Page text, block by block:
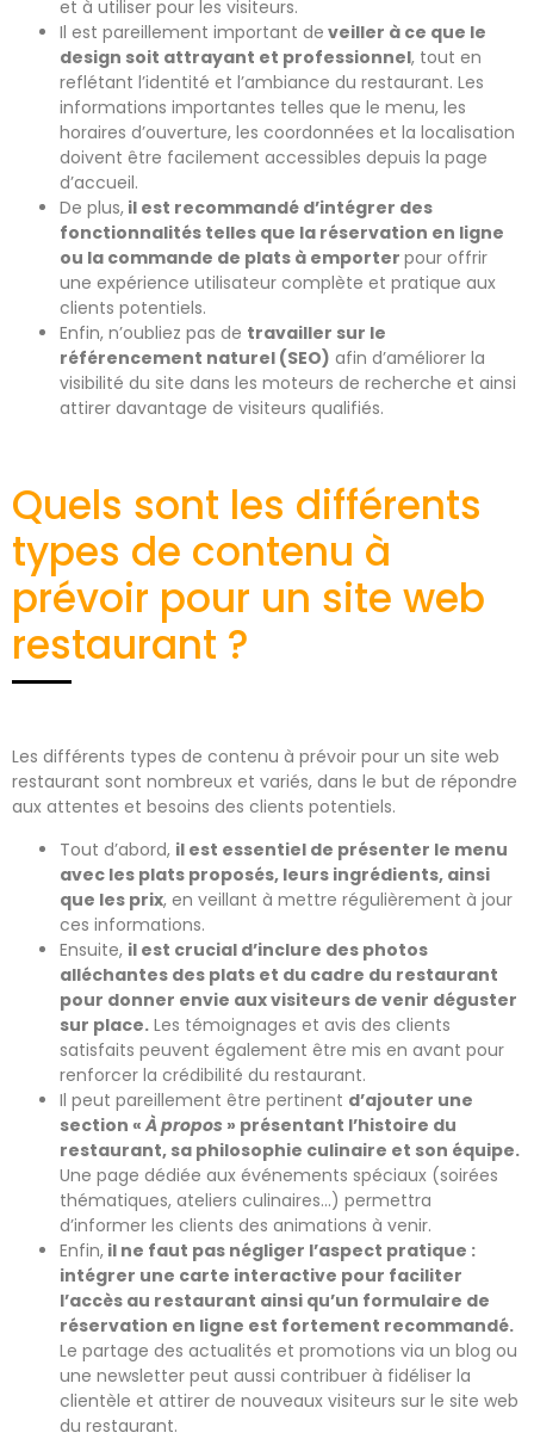
et à utiliser pour les visiteurs.
Il est pareillement important de veiller à ce que le
design soit attrayant et professionnel, tout en
reflétant l’identité et l’ambiance du restaurant. Les
informations importantes telles que le menu, les
horaires d’ouverture, les coordonnées et la localisation
doivent être facilement accessibles depuis la page
d’accueil.
De plus, il est recommandé d’intégrer des
fonctionnalités telles que la réservation en ligne
ou la commande de plats à emporter pour offrir
une expérience utilisateur complète et pratique aux
clients potentiels.
Enfin, n’oubliez pas de travailler sur le
référencement naturel (SEO) afin d’améliorer la
visibilité du site dans les moteurs de recherche et ainsi
attirer davantage de visiteurs qualifiés.
Quels sont les différents
types de contenu à
prévoir pour un site web
restaurant ?
Les différents types de contenu à prévoir pour un site web
restaurant sont nombreux et variés, dans le but de répondre
aux attentes et besoins des clients potentiels.
Tout d’abord, il est essentiel de présenter le menu
avec les plats proposés, leurs ingrédients, ainsi
que les prix, en veillant à mettre régulièrement à jour
ces informations.
Ensuite, il est crucial d’inclure des photos
alléchantes des plats et du cadre du restaurant
pour donner envie aux visiteurs de venir déguster
sur place. Les témoignages et avis des clients
satisfaits peuvent également être mis en avant pour
renforcer la crédibilité du restaurant.
Il peut pareillement être pertinent d’ajouter une
section «À propos » présentant l’histoire du
restaurant, sa philosophie culinaire et son équipe.
Une page dédiée aux événements spéciaux (soirées
thématiques, ateliers culinaires…) permettra
d’informer les clients des animations à venir.
Enfin, il ne faut pas négliger l’aspect pratique :
intégrer une carte interactive pour faciliter
l’accès au restaurant ainsi qu’un formulaire de
réservation en ligne est fortement recommandé.
Le partage des actualités et promotions via un blog ou
une newsletter peut aussi contribuer à fidéliser la
clientèle et attirer de nouveaux visiteurs sur le site web
du restaurant.